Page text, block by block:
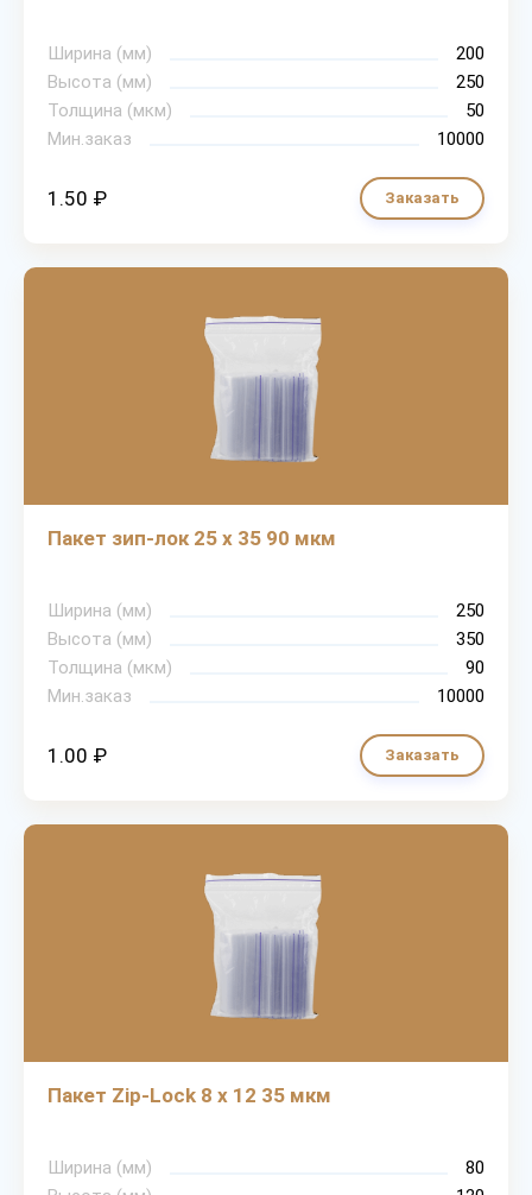
Ширина (мм)
200
Высота (мм)
250
Толщина (мкм)
50
Мин.заказ
10000
1.50 ₽ Заказать
Пакет зип-лок 25 х 35 90 мкм
Ширина (мм)
250
Высота (мм)
350
Толщина (мкм)
90
Мин.заказ
10000
1.00 ₽ Заказать
Пакет Zip-Lock 8 х 12 35 мкм
Ширина (мм)
80